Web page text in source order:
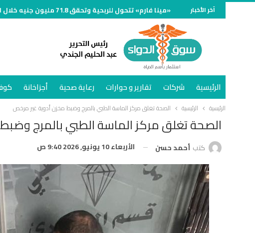
آخر الأخبار «مينا فارم» تتحول للربحية وتحقق 71.8 مليون جنيه خلال الربع الأول من 2026
الرئيسية شركات تقارير و حوارات رعاية صحية أجزاخانة
الرئيسية الرئيسية الصحة تغلق مركز الماسة الطبي بالمرج وضبط مخزن أدوية غير مرخص
الصحة تغلق مركز الماسة الطبي بالمرج
كتب أحمد حسن الأربعاء 10 يونيو, 2026 9:40 ص